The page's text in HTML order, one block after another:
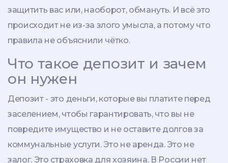
защитить вас или, наоборот, обмануть. И всё это
происходит не из-за злого умысла, а потому что
правила не объяснили чётко.
Что такое депозит и зачем
он нужен
Депозит - это деньги, которые вы платите перед
заселением, чтобы гарантировать, что вы не
повредите имущество и не оставите долгов за
коммунальные услуги. Это не аренда. Это не
залог. Это страховка для хозяина. В России нет